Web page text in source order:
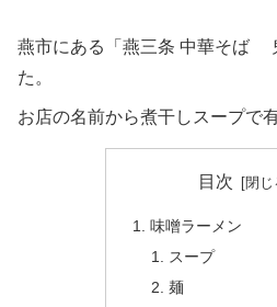
燕市にある「燕三条 中華そば
た。
お店の名前から煮干しスープで
目次
味噌ラーメン
スープ
麺